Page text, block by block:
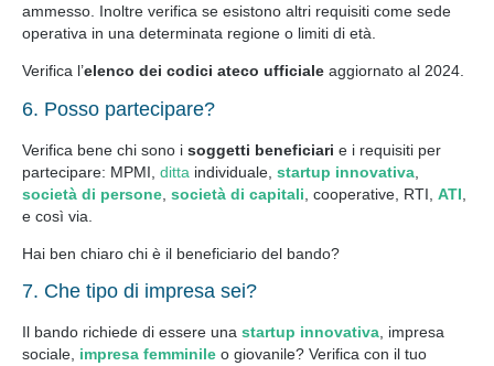
ammesso. Inoltre verifica se esistono altri requisiti come sede
operativa in una determinata regione o limiti di età.
Verifica l’elenco dei codici ateco ufficiale aggiornato al 2024.
6. Posso partecipare?
Verifica bene chi sono i soggetti beneficiari e i requisiti per
partecipare: MPMI, ditta individuale, startup innovativa
società di persone società di capitali , cooperative, RTI, ATI
e così via.
Hai ben chiaro chi è il beneficiario del bando?
7. Che tipo di impresa sei?
Il bando richiede di essere una startup innovativa, impresa
sociale, impresa femminile o giovanile? Verifica con il tuo